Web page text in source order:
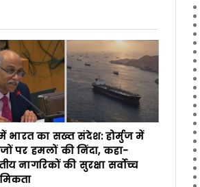
भारत का सख्त संदेश: होर्मुज में
पर हमलों की निंदा, कहा-
नागरिकों की सुरक्षा सर्वोच्च